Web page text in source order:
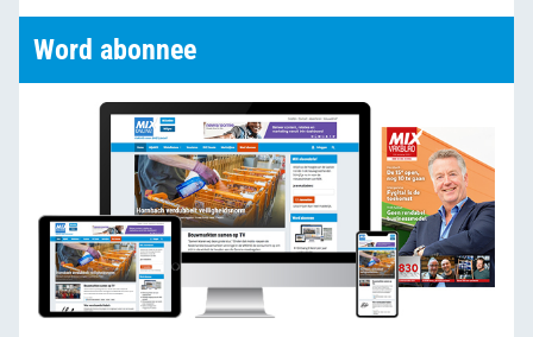
Word abonnee